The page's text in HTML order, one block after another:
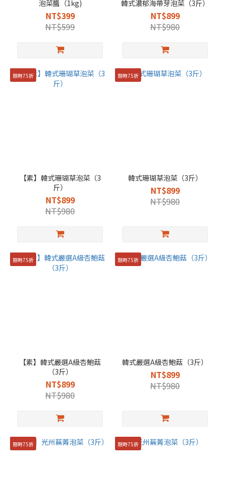
泡菜醬（1kg)
NT$399
NT$599
韓式濃郁海帶芽泡菜（3斤）
NT$899
NT$980
限時75折
【素】韓式珊瑚草泡菜（3
斤）
NT$899
NT$980
限時75折
韓式珊瑚草泡菜（3斤）
NT$899
NT$980
限時75折
【素】韓式嚴選A級杏鮑菇
（3斤）
NT$899
NT$980
限時75折
韓式嚴選A級杏鮑菇（3斤）
NT$899
NT$980
限時75折 限時75折